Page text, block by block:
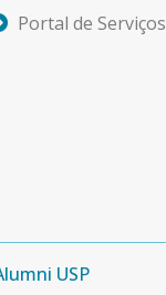
Portal de Serviços
USP